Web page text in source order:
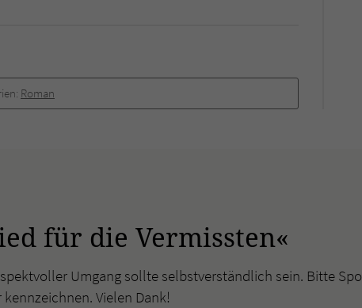
Roman
für die Vermissten«
Umgang sollte selbstverständlich sein. Bitte
Vielen Dank!